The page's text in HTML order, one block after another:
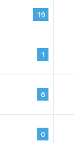
19
1
6
0